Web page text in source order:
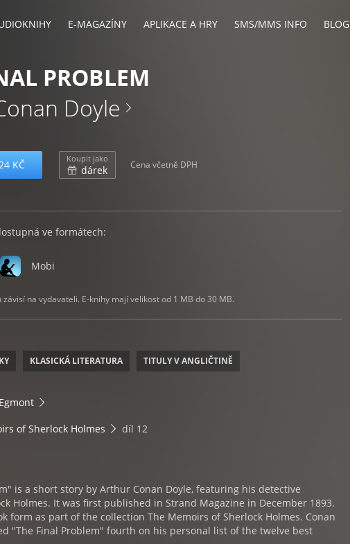
E-MAGAZÍNY APLIKACE A HRY SMS/MMS INFO BLOG
PROBLEM
Doyle
KČ Koupit jako
dárek Cena včetně DPH
ve formátech:
Mobi
na vydavateli. E-knihy mají velikost od 1 MB do 30 MB.
KLASICKÁ LITERATURA TITULY V ANGLIČTINĚ
of Sherlock Holmes
díl 12
is a short story by Arthur Conan Doyle, featuring his detective
Holmes. It was first published in Strand Magazine in December 1893.
form as part of the collection The Memoirs of Sherlock Holmes. Conan
"The Final Problem" fourth on his personal list of the twelve best